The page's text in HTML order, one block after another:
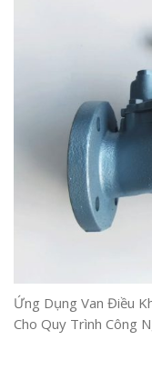
Ứng Dụng Van Điều
Cho Quy Trình Công